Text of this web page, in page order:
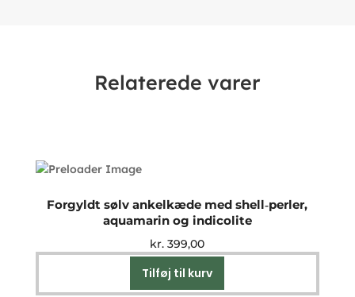
Relaterede varer
Forgyldt sølv ankelkæde med shell‑perler,
aquamarin og indicolite
kr. 399,00
Tilføj til kurv